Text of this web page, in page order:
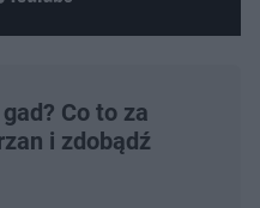
Co to za
i zdobądź